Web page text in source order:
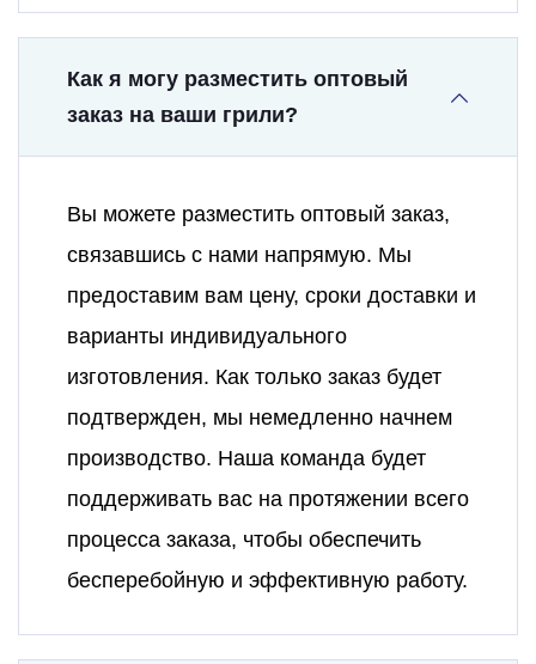
Как я могу разместить оптовый
заказ на ваши грили?
Вы можете разместить оптовый заказ,
связавшись с нами напрямую. Мы
предоставим вам цену, сроки доставки и
варианты индивидуального
изготовления. Как только заказ будет
подтвержден, мы немедленно начнем
производство. Наша команда будет
поддерживать вас на протяжении всего
процесса заказа, чтобы обеспечить
бесперебойную и эффективную работу.